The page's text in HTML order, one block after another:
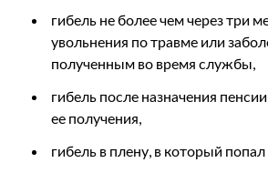
гибель не более чем через три
увольнения по травме или
полученным во время службы,
гибель после назначения
ее получения,
гибель в плену, в который